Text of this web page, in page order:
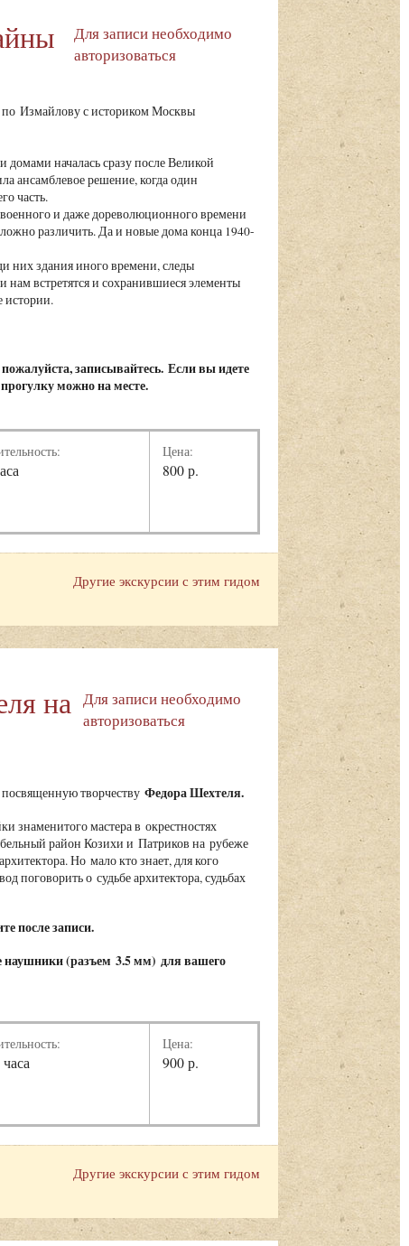
Для записи необходимо
авторизоваться
Измайлову с историком Москвы
началась сразу после Великой
ансамблевое решение, когда один
часть.
и даже дореволюционного времени
различить. Да и новые дома конца 1940-
них здания иного времени, следы
встретятся и сохранившиеся элементы
истории.
записывайтесь. Если вы идете
можно на месте.
Цена:
800 р.
Другие экскурсии с этим гидом
на Для записи необходимо
авторизоваться
творчеству Федора Шехтеля.
знаменитого мастера в окрестностях
район Козихи и Патриков на рубеже
Но мало кто знает, для кого
поговорить о судьбе архитектора, судьбах
после записи.
наушники (разъем 3.5 мм) для вашего
Цена:
900 р.
Другие экскурсии с этим гидом